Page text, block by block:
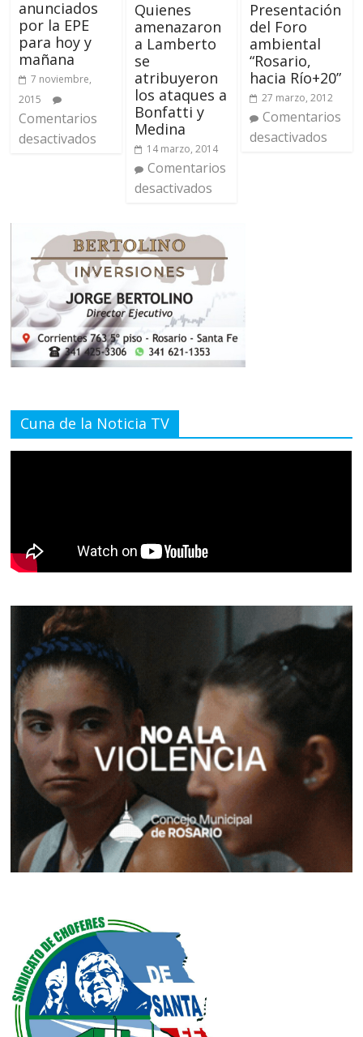
anunciados
por la EPE
para hoy y
mañana
7 noviembre,
2015
Comentarios
desactivados
Quienes
amenazaron
a Lamberto
se
atribuyeron
los ataques a
Bonfatti y
Medina
14 marzo, 2014
Comentarios
desactivados
Presentación
del Foro
ambiental
“Rosario,
hacia Río+20”
27 marzo, 2012
Comentarios
desactivados
Cuna de la Noticia TV